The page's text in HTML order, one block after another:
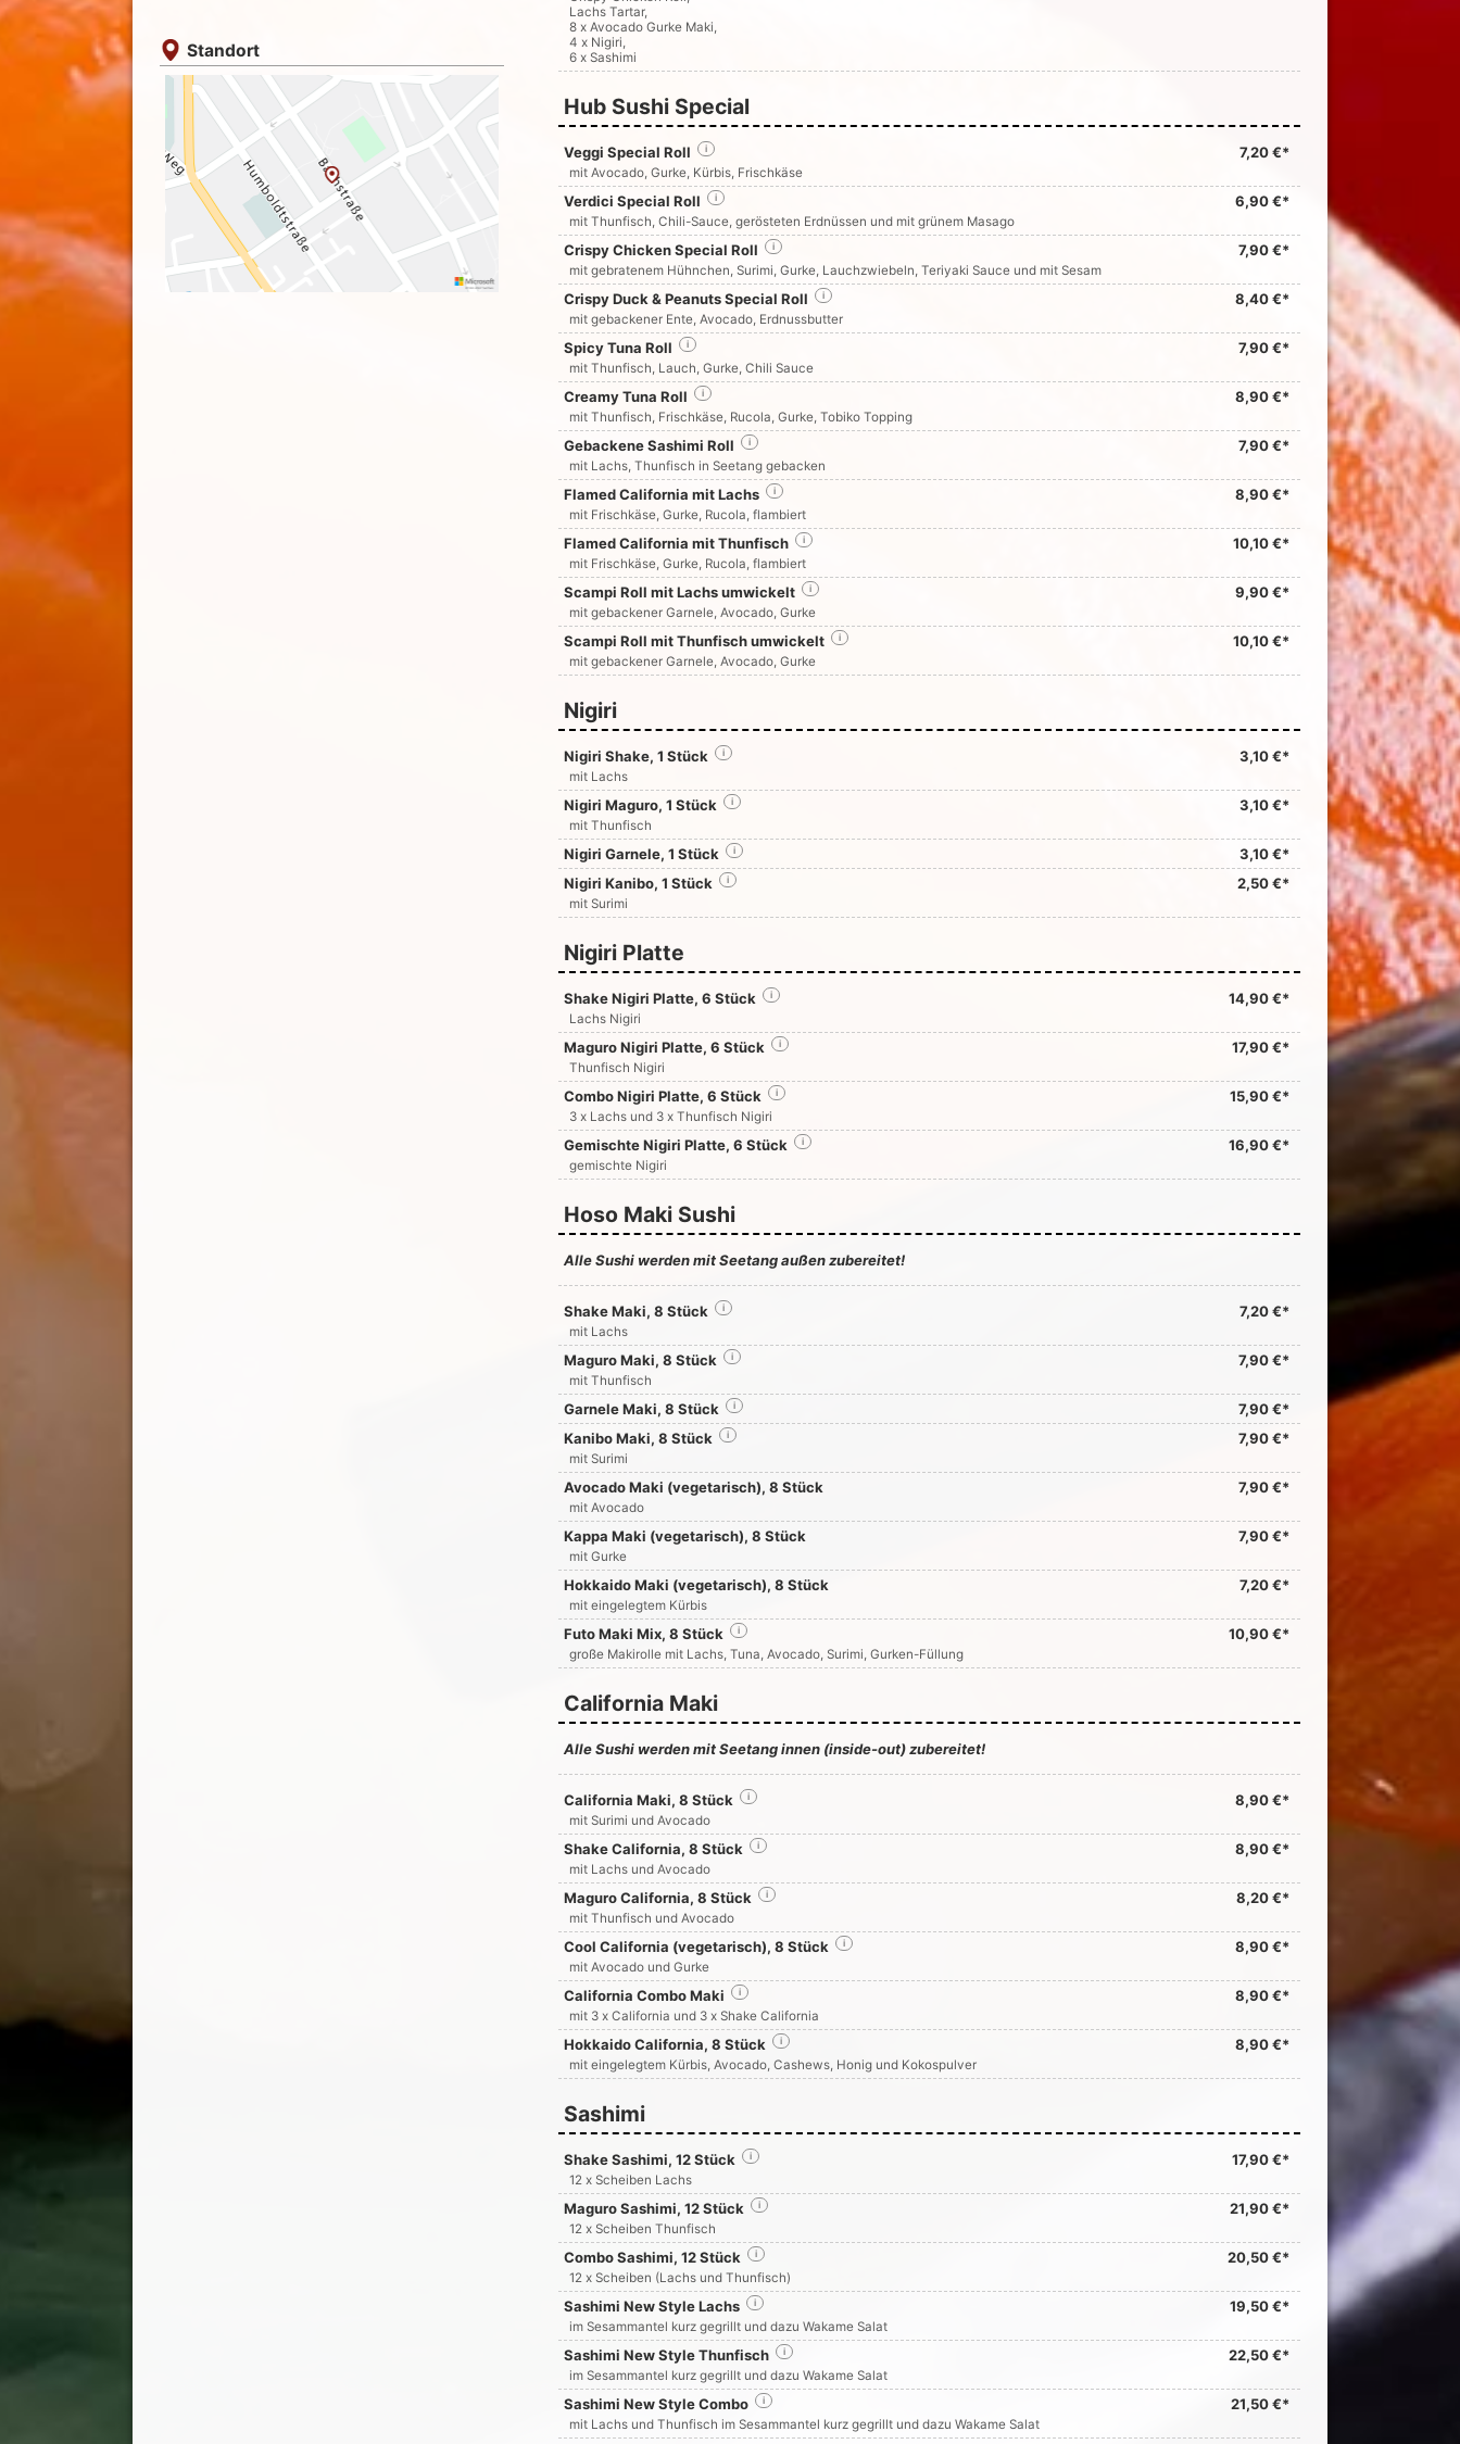
Standort
Lachs Tartar,
8 x Avocado Gurke Maki,
4 x Nigiri,
6 x Sashimi
Hub Sushi Special
Veggi Special Roll 7,20 €*
i
mit Avocado, Gurke, Kürbis, Frischkäse
Verdici Special Roll 6,90 €*
i
mit Thunfisch, Chili-Sauce, gerösteten Erdnüssen und mit grünem Masago
Crispy Chicken Special Roll 7,90 €*
i
mit gebratenem Hühnchen, Surimi, Gurke, Lauchzwiebeln, Teriyaki Sauce und mit Sesam
Crispy Duck & Peanuts Special Roll 8,40 €*
i
mit gebackener Ente, Avocado, Erdnussbutter
Spicy Tuna Roll 7,90 €*
i
mit Thunfisch, Lauch, Gurke, Chili Sauce
Creamy Tuna Roll 8,90 €*
i
mit Thunfisch, Frischkäse, Rucola, Gurke, Tobiko Topping
Gebackene Sashimi Roll 7,90 €*
i
mit Lachs, Thunfisch in Seetang gebacken
Flamed California mit Lachs 8,90 €*
i
mit Frischkäse, Gurke, Rucola, flambiert
Flamed California mit Thunfisch 10,10 €*
i
mit Frischkäse, Gurke, Rucola, flambiert
Scampi Roll mit Lachs umwickelt 9,90 €*
i
mit gebackener Garnele, Avocado, Gurke
Scampi Roll mit Thunfisch umwickelt 10,10 €*
i
mit gebackener Garnele, Avocado, Gurke
Nigiri
Nigiri Shake, 1 Stück 3,10 €*
i
mit Lachs
Nigiri Maguro, 1 Stück 3,10 €*
i
mit Thunfisch
Nigiri Garnele, 1 Stück 3,10 €*
i
Nigiri Kanibo, 1 Stück 2,50 €*
i
mit Surimi
Nigiri Platte
Shake Nigiri Platte, 6 Stück 14,90 €*
i
Lachs Nigiri
Maguro Nigiri Platte, 6 Stück 17,90 €*
i
Thunfisch Nigiri
Combo Nigiri Platte, 6 Stück 15,90 €*
i
3 x Lachs und 3 x Thunfisch Nigiri
Gemischte Nigiri Platte, 6 Stück 16,90 €*
i
gemischte Nigiri
Hoso Maki Sushi
Alle Sushi werden mit Seetang außen zubereitet!
Shake Maki, 8 Stück 7,20 €*
i
mit Lachs
Maguro Maki, 8 Stück 7,90 €*
i
mit Thunfisch
Garnele Maki, 8 Stück 7,90 €*
i
Kanibo Maki, 8 Stück 7,90 €*
i
mit Surimi
Avocado Maki (vegetarisch), 8 Stück 7,90 €*
mit Avocado
Kappa Maki (vegetarisch), 8 Stück 7,90 €*
mit Gurke
Hokkaido Maki (vegetarisch), 8 Stück 7,20 €*
mit eingelegtem Kürbis
Futo Maki Mix, 8 Stück 10,90 €*
i
große Makirolle mit Lachs, Tuna, Avocado, Surimi, Gurken-Füllung
California Maki
Alle Sushi werden mit Seetang innen (inside-out) zubereitet!
California Maki, 8 Stück 8,90 €*
i
mit Surimi und Avocado
Shake California, 8 Stück 8,90 €*
i
mit Lachs und Avocado
Maguro California, 8 Stück 8,20 €*
i
mit Thunfisch und Avocado
Cool California (vegetarisch), 8 Stück 8,90 €*
i
mit Avocado und Gurke
California Combo Maki 8,90 €*
i
mit 3 x California und 3 x Shake California
Hokkaido California, 8 Stück 8,90 €*
i
mit eingelegtem Kürbis, Avocado, Cashews, Honig und Kokospulver
Sashimi
Shake Sashimi, 12 Stück 17,90 €*
i
12 x Scheiben Lachs
Maguro Sashimi, 12 Stück 21,90 €*
i
12 x Scheiben Thunfisch
Combo Sashimi, 12 Stück 20,50 €*
i
12 x Scheiben (Lachs und Thunfisch)
Sashimi New Style Lachs 19,50 €*
i
im Sesammantel kurz gegrillt und dazu Wakame Salat
Sashimi New Style Thunfisch 22,50 €*
i
im Sesammantel kurz gegrillt und dazu Wakame Salat
Sashimi New Style Combo 21,50 €*
i
mit Lachs und Thunfisch im Sesammantel kurz gegrillt und dazu Wakame Salat